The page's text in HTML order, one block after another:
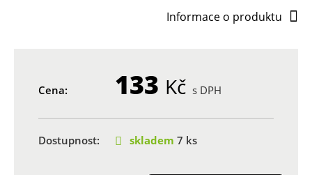
Informace o produktu
Cena: 133 Kč s DPH
Dostupnost: skladem 7 ks